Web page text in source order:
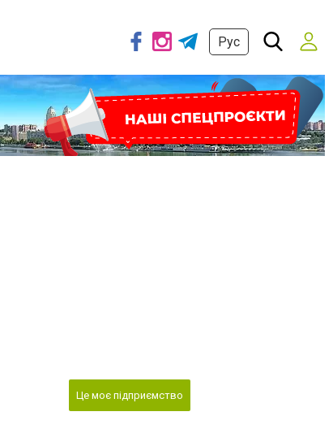
Рус
Це моє підприємство